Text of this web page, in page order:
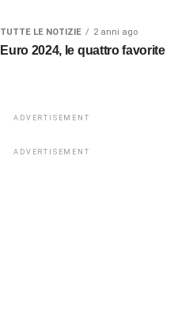
TUTTE LE NOTIZIE 2 anni ago
Euro 2024, le quattro favorite
ADVERTISEMENT
ADVERTISEMENT